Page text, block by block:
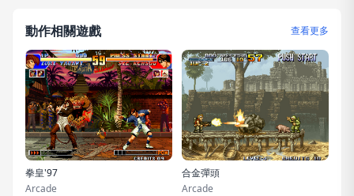
動作相關遊戲 查看更多
拳皇'97
Arcade
合金彈頭
Arcade